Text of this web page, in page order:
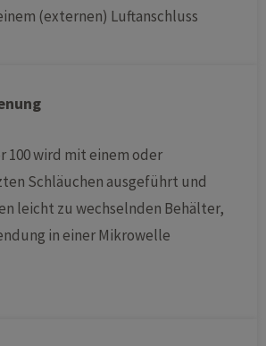
(externen) Luftanschluss
100 wird mit einem oder
Schläuchen ausgeführt und
leicht zu wechselnden Behälter,
in einer Mikrowelle